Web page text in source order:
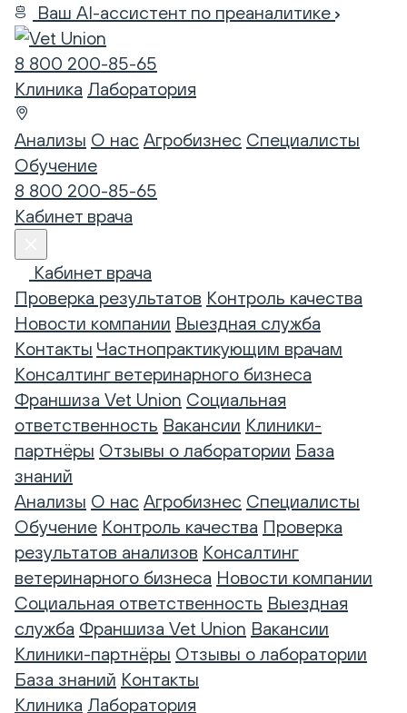
Ваш AI-ассистент по преаналитике
8 800 200-85-65
Клиника Лаборатория
Анализы О нас Агробизнес Специалисты
Обучение
8 800 200-85-65
Кабинет врача
Кабинет врача
Проверка результатов Контроль качества
Новости компании Выездная служба
Контакты Частнопрактикующим врачам
Консалтинг ветеринарного бизнеса
Франшиза Vet Union Социальная
ответственность Вакансии Клиники-
партнёры Отзывы о лаборатории База
знаний
Анализы О нас Агробизнес Специалисты
Обучение Контроль качества Проверка
результатов анализов Консалтинг
ветеринарного бизнеса Новости компании
Социальная ответственность Выездная
служба Франшиза Vet Union Вакансии
Клиники-партнёры Отзывы о лаборатории
База знаний Контакты
Клиника Лаборатория